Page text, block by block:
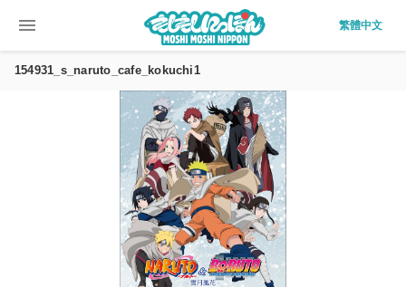
menu 繁體中文
154931_s_naruto_cafe_kokuchi1